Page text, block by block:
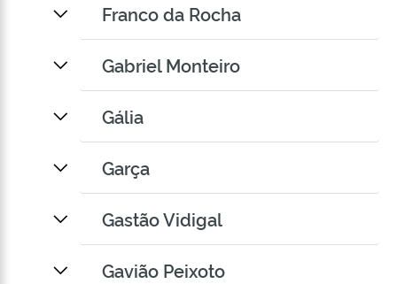
Franco da Rocha
Gabriel Monteiro
Gália
Garça
Gastão Vidigal
Gavião Peixoto